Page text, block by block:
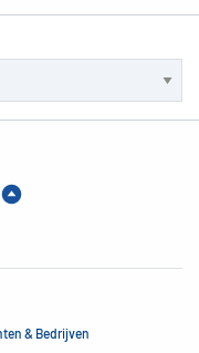
& Bedrijven